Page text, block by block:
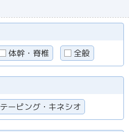
体幹・脊椎 全般
テーピング・キネシオ